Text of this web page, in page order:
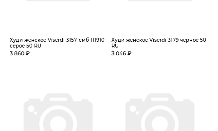
Худи женское Viserdi 3157-смб 111910
серое 50 RU
3 860 ₽
Худи женское Viserdi 3179 черное 50
RU
3 046 ₽